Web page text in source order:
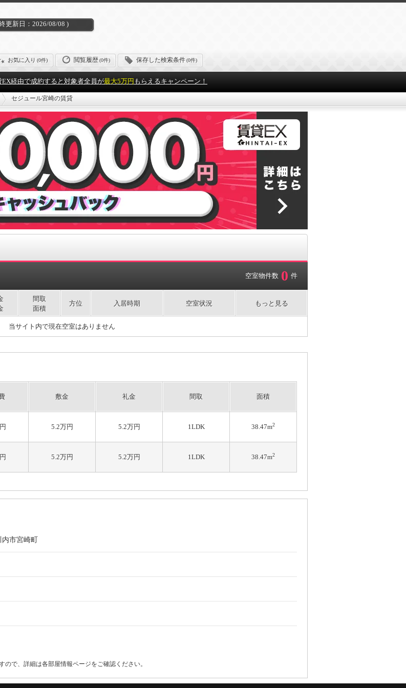
更新日：2026/08/08 )
お気に入り (0件) 閲覧履歴(0件) 保存した検索条件(0件)
EX経由で成約すると対象者全員が最大5万円 もらえるキャンペーン！
セジュール宮崎の賃貸
空室物件数 0 件
間取
面積
方位 入居時期 空室状況 もっと見る
当サイト内で現在空室はありません
敷金 礼金 間取 面積
5.2万円 5.2万円 1LDK 38.47m2
5.2万円 5.2万円 1LDK 38.47m2
市宮崎町
で、詳細は各部屋情報ページをご確認ください。